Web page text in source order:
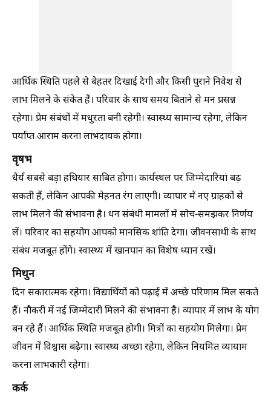
आर्थिक स्थिति पहले से बेहतर दिखाई देगी और किसी पुराने निवेश से
लाभ मिलने के संकेत हैं। परिवार के साथ समय बिताने से मन प्रसन्न
रहेगा। प्रेम संबंधों में मधुरता बनी रहेगी। स्वास्थ्य सामान्य रहेगा, लेकिन
पर्याप्त आराम करना लाभदायक होगा।
वृषभ
धैर्य सबसे बड़ा हथियार साबित होगा। कार्यस्थल पर जिम्मेदारियां बढ़
सकती हैं, लेकिन आपकी मेहनत रंग लाएगी। व्यापार में नए ग्राहकों से
लाभ मिलने की संभावना है। धन संबंधी मामलों में सोच-समझकर निर्णय
लें। परिवार का सहयोग आपको मानसिक शांति देगा। जीवनसाथी के साथ
संबंध मजबूत होंगे। स्वास्थ्य में खानपान का विशेष ध्यान रखें।
मिथुन
दिन सकारात्मक रहेगा। विद्यार्थियों को पढ़ाई में अच्छे परिणाम मिल सकते
हैं। नौकरी में नई जिम्मेदारी मिलने की संभावना है। व्यापार में लाभ के योग
बन रहे हैं। आर्थिक स्थिति मजबूत होगी। मित्रों का सहयोग मिलेगा। प्रेम
जीवन में विश्वास बढ़ेगा। स्वास्थ्य अच्छा रहेगा, लेकिन नियमित व्यायाम
करना लाभकारी रहेगा।
कर्क